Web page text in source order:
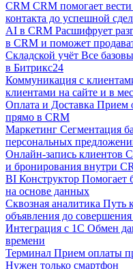
CRM CRM помогает
контакта до успешной
AI в CRM Расшифрует
в CRM и поможет
Складской учёт Все
в Битрикс24
Коммуникация с
клиентами на сайте и в
Оплата и Доставка Прием
прямо в CRM
Маркетинг Сегментация
персональных
Онлайн-запись клиентов
и бронирования внутри
BI Конструктор Помогает
на основе данных
Сквозная аналитика Путь
объявления до
Интеграция с 1С Обмен
времени
Терминал Прием оплаты
Нужен только смартфон